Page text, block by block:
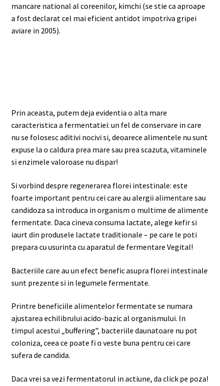
mancare national al coreenilor, kimchi (se stie ca aproape
a fost declarat cel mai eficient antidot impotriva gripei
aviare in 2005).
Prin aceasta, putem deja evidentia o alta mare
caracteristica a fermentatiei: un fel de conservare in care
nu se folosesc aditivi nocivi si, deoarece alimentele nu sunt
expuse la o caldura prea mare sau prea scazuta, vitaminele
si enzimele valoroase nu dispar!
Si vorbind despre regenerarea florei intestinale: este
foarte important pentru cei care au alergii alimentare sau
candidoza sa introduca in organism o multime de alimente
fermentate. Daca cineva consuma lactate, alege kefir si
iaurt din produsele lactate traditionale – pe care le poti
prepara cu usurinta cu aparatul de fermentare Vegital!
Bacteriile care au un efect benefic asupra florei intestinale
sunt prezente si in legumele fermentate.
Printre beneficiile alimentelor fermentate se numara
ajustarea echilibrului acido-bazic al organismului. In
timpul acestui „buffering”, bacteriile daunatoare nu pot
coloniza, ceea ce poate fi o veste buna pentru cei care
sufera de candida.
Daca vrei sa vezi fermentatorul in actiune, da click pe poza!